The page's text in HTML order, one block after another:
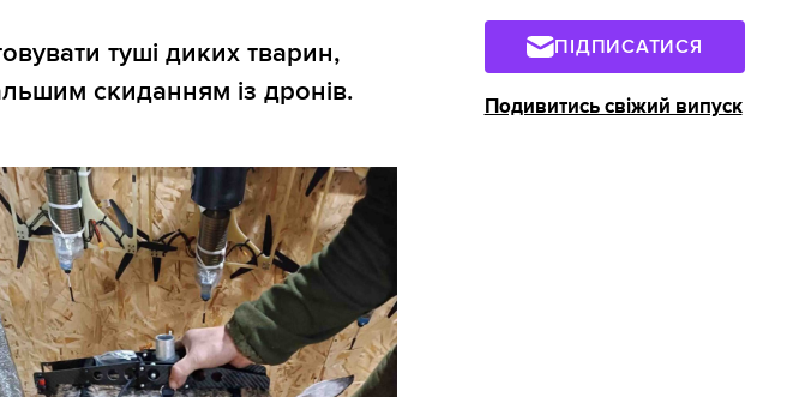
туші диких тварин,
скиданням із дронів.
ПІДПИСАТИСЯ
Подивитись свіжий випуск